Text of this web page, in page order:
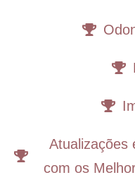
Atualizações
com os